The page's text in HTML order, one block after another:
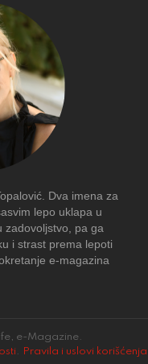
Dva imena za
lepo uklapa u
zadovoljstvo, pa ga
i strast prema lepoti
e-magazina
e-Magazine.
. Pravila i uslovi korišćenja